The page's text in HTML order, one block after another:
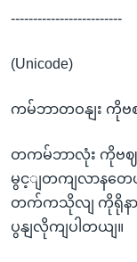
-------------------------
(Unicode)
ကမ်ဘာတဝနျး ကိုဗဈ
တကမ်ဘာလုံး ကိုဗဈပိုး
မွင့ျတကျလာနတေယ
တက်ကသိုလျ ကိုရိုနာဗို
ပွနျလိုကျပါတယျ။